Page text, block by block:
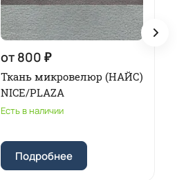
от 800 ₽
Ткань микровелюр (НАЙС)
NICE/PLAZA
Есть в наличии
Подробнее